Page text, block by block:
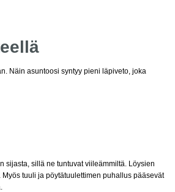
Näin asuntoosi syntyy pieni läpiveto, joka
sijasta, sillä ne tuntuvat viileämmiltä. Löysien
tuuli ja pöytätuulettimen puhallus pääsevät